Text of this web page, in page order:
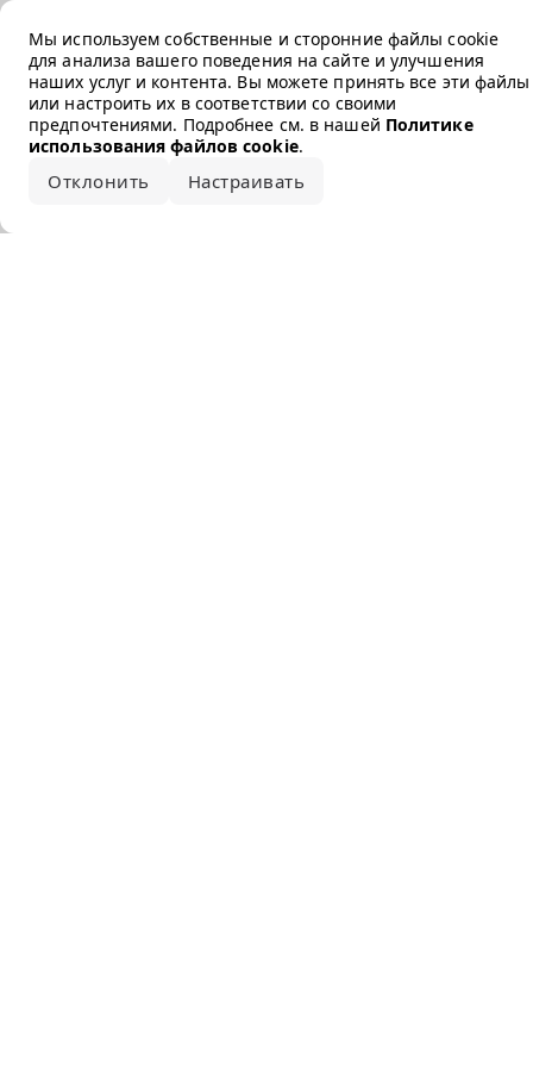
Мы используем собственные и сторонние файлы cookie
для анализа вашего поведения на сайте и улучшения
наших услуг и контента. Вы можете принять все эти файлы
или настроить их в соответствии со своими
предпочтениями. Подробнее см. в нашей Политике
использования файлов cookie.
Отклонить Настраивать
Error loading the brand